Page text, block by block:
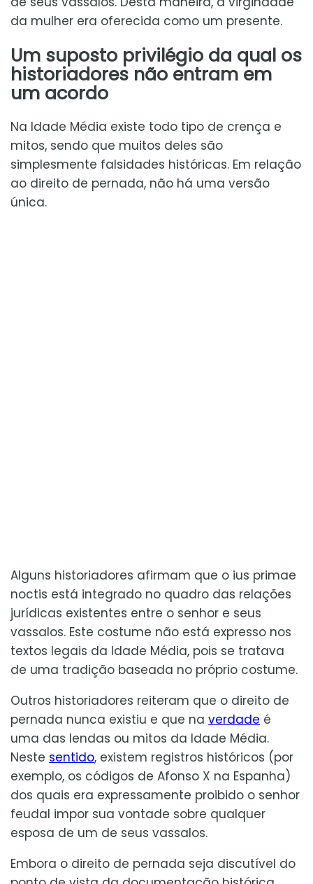
da mulher era oferecida como um presente.
Um suposto privilégio da qual os
historiadores não entram em
um acordo
Na Idade Média existe todo tipo de crença e
mitos, sendo que muitos deles são
simplesmente falsidades históricas. Em relação
ao direito de pernada, não há uma versão
única.
Alguns historiadores afirmam que o ius primae
noctis está integrado no quadro das relações
jurídicas existentes entre o senhor e seus
vassalos. Este costume não está expresso nos
textos legais da Idade Média, pois se tratava
de uma tradição baseada no próprio costume.
Outros historiadores reiteram que o direito de
pernada nunca existiu e que na verdade é
uma das lendas ou mitos da Idade Média.
Neste sentido, existem registros históricos (por
exemplo, os códigos de Afonso X na Espanha)
dos quais era expressamente proibido o senhor
feudal impor sua vontade sobre qualquer
esposa de um de seus vassalos.
Embora o direito de pernada seja discutível do